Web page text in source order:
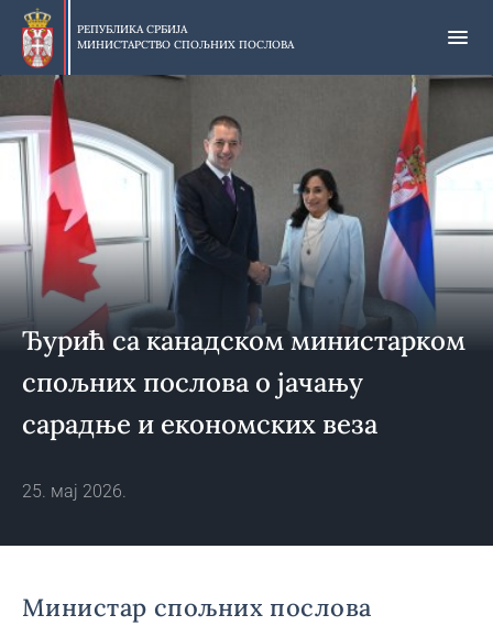
Прескочи
главни
део
садржаја
РЕПУБЛИКА СРБИЈА
МИНИСТАРСТВО СПОЉНИХ ПОСЛОВА
Ђурић са канадском министарком
спољних послова о јачању
сарадње и економских веза
25. мај 2026.
Министар спољних послова